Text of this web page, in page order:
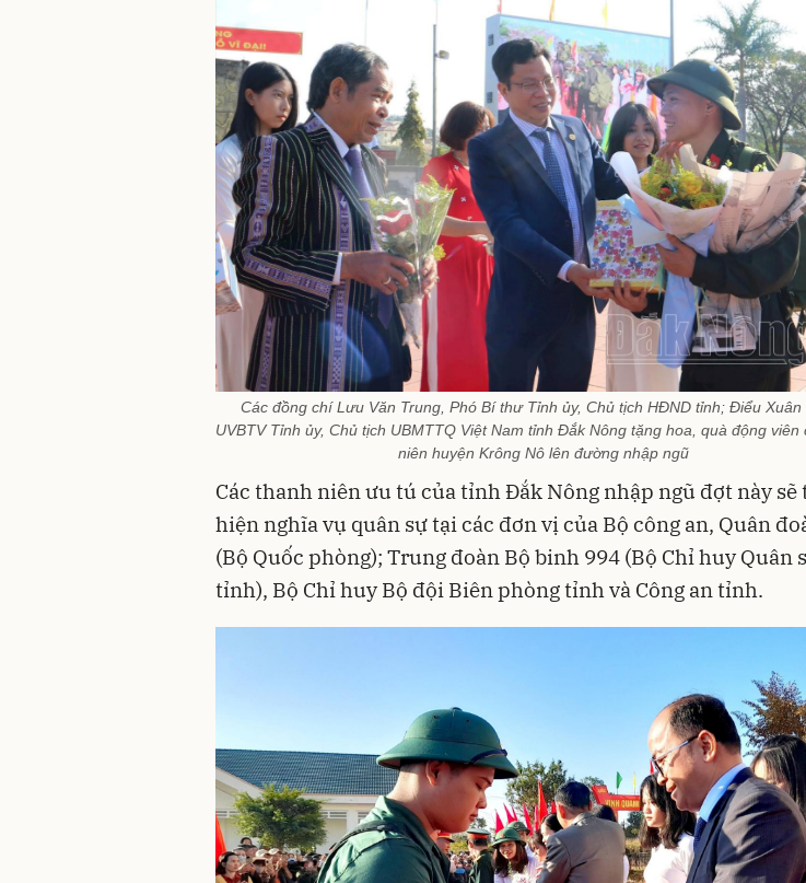
Các đồng chí Lưu Văn Trung, Phó Bí thư Tỉnh ủy, Chủ tịch HĐND tỉnh; Điểu Xuân
UVBTV Tỉnh ủy, Chủ tịch UBMTTQ Việt Nam tỉnh Đắk Nông tặng hoa, quà động viên
niên huyện Krông Nô lên đường nhập ngũ
Các thanh niên ưu tú của tỉnh Đắk Nông nhập ngũ đợt này sẽ
hiện nghĩa vụ quân sự tại các đơn vị của Bộ công an, Quân
(Bộ Quốc phòng); Trung đoàn Bộ binh 994 (Bộ Chỉ huy Quân
tỉnh), Bộ Chỉ huy Bộ đội Biên phòng tỉnh và Công an tỉnh.